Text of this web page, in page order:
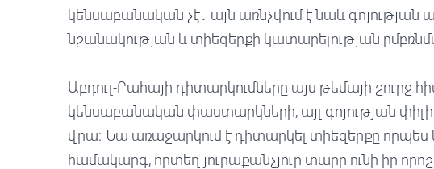
կենսաբանական չէ․ այն առնչվում է նաև գոյության
նշանակության և տիեզերքի կատարելության
Աբդուլ-Բահայի դիտարկումները այս թեմայի շուրջ
կենսաբանական փաստարկների, այլ գոյության
վրա։ Նա առաջարկում է դիտարկել տիեզերքը
համակարգ, որտեղ յուրաքանչյուր տարր ունի իր